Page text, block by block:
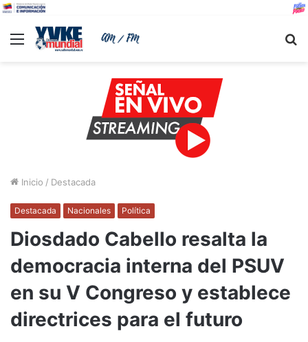
Menu
Inicio / Destacada
Destacada Nacionales Política
Diosdado Cabello resalta la
democracia interna del PSUV
en su V Congreso y establece
directrices para el futuro